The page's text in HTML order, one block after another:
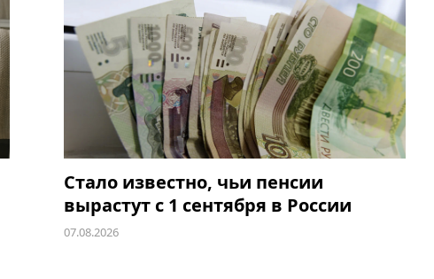
Стало известно, чьи пенсии
вырастут с 1 сентября в России
07.08.2026